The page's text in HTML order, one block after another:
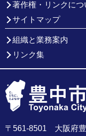
著作権・リンクにつ
サイトマップ
組織と業務案内
リンク集
〒561-8501 大阪府